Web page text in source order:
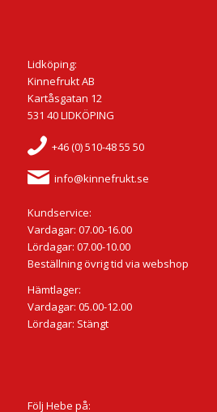
Lidköping:
Kinnefrukt AB
Kartåsgatan 12
531 40 LIDKÖPING
+46 (0) 510-48 55 50
info@kinnefrukt.se
Kundservice:
Vardagar: 07.00-16.00
Lördagar: 07.00-10.00
Beställning övrig tid via webshop
Hämtlager:
Vardagar: 05.00-12.00
Lördagar: Stängt
Följ Hebe på: